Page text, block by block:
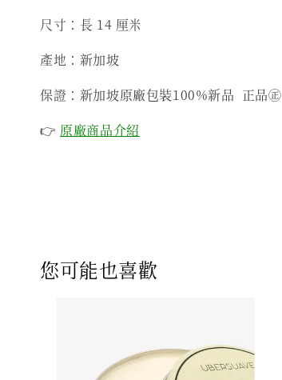
尺寸：長 14 厘米
產地：新加坡
保證：新加坡原廠包裝100%新品 正品㊣
👉 原廠商品介紹
您可能也喜歡